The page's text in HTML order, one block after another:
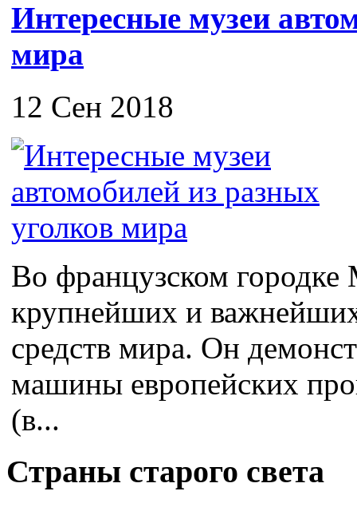
Интересные музеи
мира
12 Сен 2018
Во французском
крупнейших и
средств мира. Он
машины европейских
(в...
Страны старого света